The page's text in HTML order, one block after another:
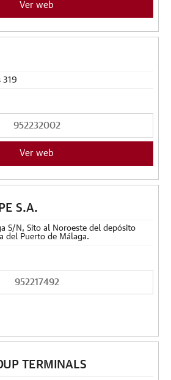
Ver web
319
952232002
Ver web
S.A.
S/N, Sito al Noroeste del depósito
del Puerto de Málaga.
952217492
TERMINALS